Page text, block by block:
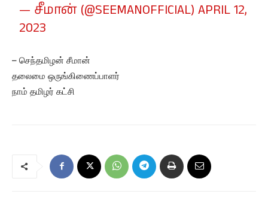
— சீமான் (@SEEMANOFFICIAL)APRIL 12,
2023
– செந்தமிழன் சீமான்
தலைமை ஒருங்கிணைப்பாளர்
நாம் தமிழர் கட்சி